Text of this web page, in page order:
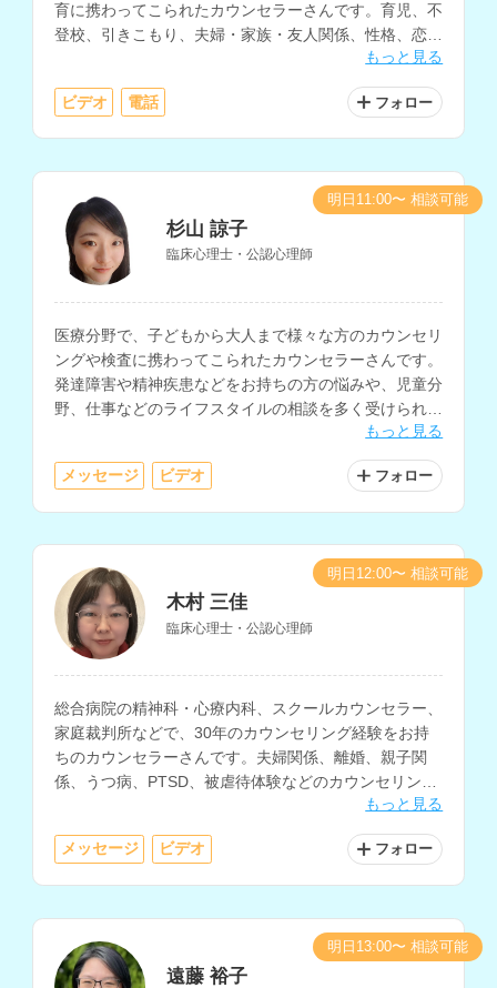
育に携わってこられたカウンセラーさんです。育児、不
登校、引きこもり、夫婦・家族・友人関係、性格、恋
愛、仕事、妊活・不妊治療の悩みなど、様々な相談に対
応されています。
もっと見る
ビデオ 電話 フォロー
杉山 諒子
臨床心理士・公認心理師
医療分野で、子どもから大人まで様々な方のカウンセリ
ングや検査に携わってこられたカウンセラーさんです。
発達障害や精神疾患などをお持ちの方の悩みや、児童分
野、仕事などのライフスタイルの相談を多く受けられて
もっと見る
メッセージ ビデオ フォロー
明日11:00〜 相談可能
木村 三佳
臨床心理士・公認心理師
総合病院の精神科・心療内科、スクールカウンセラー、
家庭裁判所などで、30年のカウンセリング経験をお持
ちのカウンセラーさんです。夫婦関係、離婚、親子関
係、うつ病、PTSD、被虐待体験などのカウンセリング
もっと見る
メッセージ ビデオ フォロー
明日12:00〜 相談可能
遠藤 裕子
明日13:00〜 相談可能